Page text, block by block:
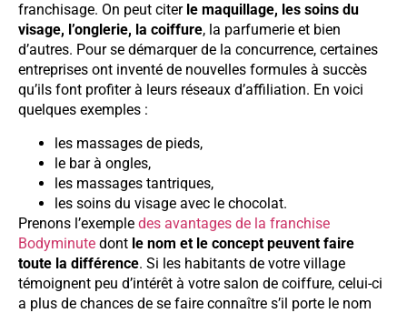
franchisage. On peut citer le maquillage, les soins du
visage, l’onglerie, la coiffure, la parfumerie et bien
d’autres. Pour se démarquer de la concurrence, certaines
entreprises ont inventé de nouvelles formules à succès
qu’ils font profiter à leurs réseaux d’affiliation. En voici
quelques exemples :
les massages de pieds,
le bar à ongles,
les massages tantriques,
les soins du visage avec le chocolat.
Prenons l’exemple des avantages de la franchise
Bodyminute dont le nom et le concept peuvent faire
toute la différence. Si les habitants de votre village
témoignent peu d’intérêt à votre salon de coiffure, celui-ci
a plus de chances de se faire connaître s’il porte le nom